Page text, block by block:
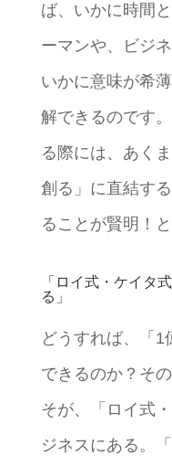
ば、いかに時間
ーマンや、ビジ
いかに意味が希
解できるのです
る際には、あく
創る」に直結す
ることが賢明！
「ロイ式・ケイタ
る」
どうすれば、「1
できるのか？そ
そが、「ロイ式
ジネスにある。